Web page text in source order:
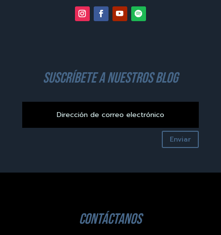
suscríbete a nuestros blog
Enviar
contáctanos